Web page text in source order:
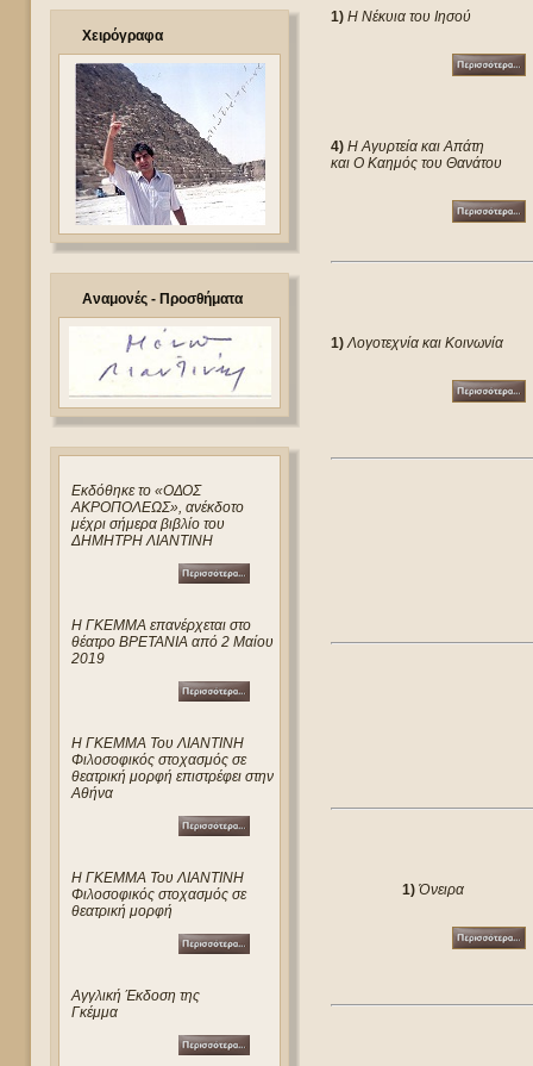
Χειρόγραφα
Αναμονές - Προσθήματα
Eκδόθηκε το «ΟΔΟΣ
ΑΚΡΟΠΟΛΕΩΣ», ανέκδοτο
μέχρι σήμερα βιβλίο του
ΔΗΜΗΤΡΗ ΛΙΑΝΤΙΝΗ
Η ΓΚΕΜΜΑ επανέρχεται στο
θέατρο ΒΡΕΤΑΝΙΑ από 2 Μαίου
2019
Η ΓΚΕΜΜΑ Του ΛΙΑΝΤΙΝΗ
Φιλοσοφικός στοχασμός σε
θεατρική μορφή επιστρέφει στην
Αθήνα
Η ΓΚΕΜΜΑ Του ΛΙΑΝΤΙΝΗ
Φιλοσοφικός στοχασμός σε
θεατρική μορφή
Αγγλική Έκδοση της
Γκέμμα
1) Η Νέκυια του Ιησού
4) Η Αγυρτεία και Απάτη
και Ο Καημός του Θανάτου
1) Λογοτεχνία και Κοινωνία
1) Όνειρα